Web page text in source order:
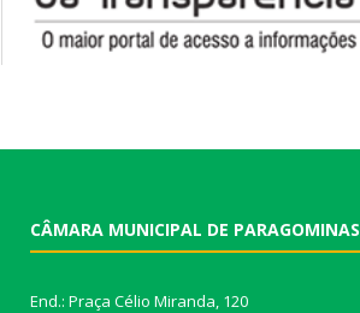
CÂMARA MUNICIPAL DE PARAGOMINAS
End.: Praça Célio Miranda, 120